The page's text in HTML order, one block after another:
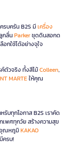
รบครัน B2S มีเครื่อง
กลื่นParkerชุดดินสอกด
อกใช้ได้อย่างจุใจ
ตัวจริง ทั้งสีไม้Colleen,
MARTEให้คุณ
บทุกโอกาส B2S เราคัด
เพศทุกวัย สร้างความสุข
อุณหภูมิKAKAO
ครบ!